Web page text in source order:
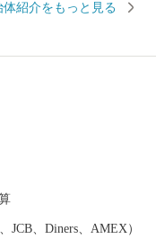
共に工夫して課題に立
体紹介をもっと見る
JCB、Diners、AMEX）